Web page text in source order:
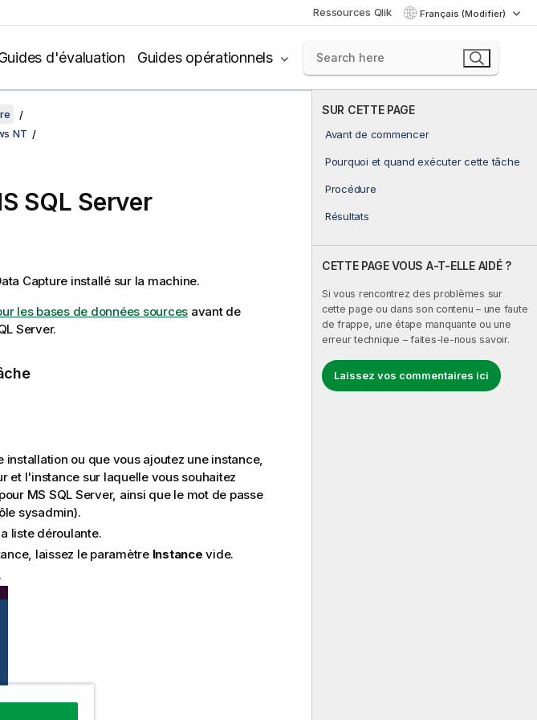
Ressources Qlik Français (Modifier)
d'évaluation Guides opérationnels
SUR CETTE PAGE
Avant de commencer
Pourquoi et quand exécuter cette tâche
Procédure
Résultats
CETTE PAGE VOUS A-T-ELLE AIDÉ ?
Si vous rencontrez des problèmes sur
cette page ou dans son contenu – une faute
de frappe, une étape manquante ou une
erreur technique – faites-le-nous savoir.
Laissez vos commentaires ici
NT
SQL Server
Capture installé sur la machine.
les bases de données sources avant de
Server.
ou que vous ajoutez une instance,
et l'instance sur laquelle vous souhaitez
pour MS SQL Server, ainsi que le mot de passe
sysadmin).
liste déroulante.
laissez le paramètre Instance vide.